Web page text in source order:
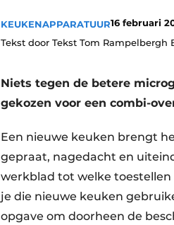
KEUKENAPPARATUUR16 februari
Tekst door Tekst Tom
Niets tegen de betere
gekozen voor een combi-
Een nieuwe keuken brengt
gepraat, nagedacht en
werkblad tot welke toestellen
je die nieuwe keuken
opgave om doorheen de